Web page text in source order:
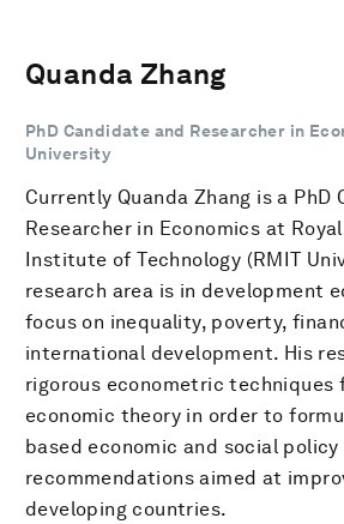
Quanda Zhang
PhD Candidate and Researcher in
University
Currently Quanda Zhang is a PhD
Researcher in Economics at
Institute of Technology (RMIT
research area is in development
focus on inequality, poverty,
international development. His
rigorous econometric techniques
economic theory in order to
based economic and social policy
recommendations aimed at
developing countries.